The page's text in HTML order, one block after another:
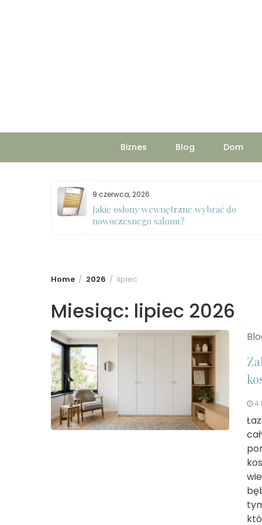
Biznes Blog Dom
9 czerwca, 2026
Jakie osłony wewnętrzne wybrać do
nowoczesnego salonu?
Home 2026 lipiec
Miesiąc: lipiec 2026
4